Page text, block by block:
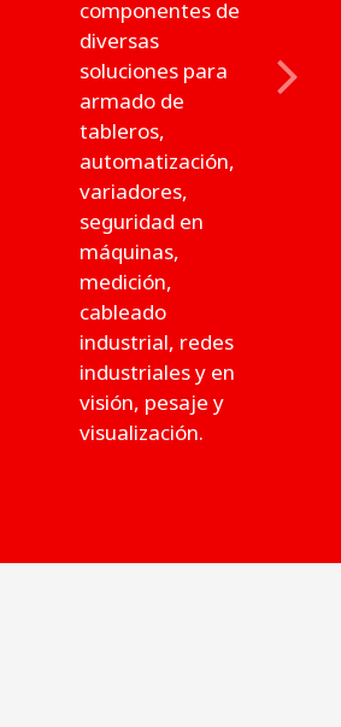
componentes de
diversas
soluciones para
armado de
tableros,
automatización,
variadores,
seguridad en
máquinas,
medición,
cableado
industrial, redes
industriales y en
visión, pesaje y
visualización.
Next